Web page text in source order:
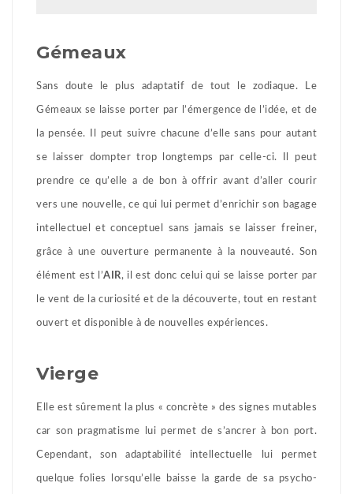
Gémeaux
Sans doute le plus adaptatif de tout le zodiaque. Le
Gémeaux se laisse porter par l’émergence de l’idée, et de
la pensée. Il peut suivre chacune d’elle sans pour autant
se laisser dompter trop longtemps par celle-ci. Il peut
prendre ce qu’elle a de bon à offrir avant d’aller courir
vers une nouvelle, ce qui lui permet d’enrichir son bagage
intellectuel et conceptuel sans jamais se laisser freiner,
grâce à une ouverture permanente à la nouveauté. Son
élément est l’AIR, il est donc celui qui se laisse porter par
le vent de la curiosité et de la découverte, tout en restant
ouvert et disponible à de nouvelles expériences.
Vierge
Elle est sûrement la plus « concrète » des signes mutables
car son pragmatisme lui permet de s’ancrer à bon port.
Cependant, son adaptabilité intellectuelle lui permet
quelque folies lorsqu’elle baisse la garde de sa psycho-